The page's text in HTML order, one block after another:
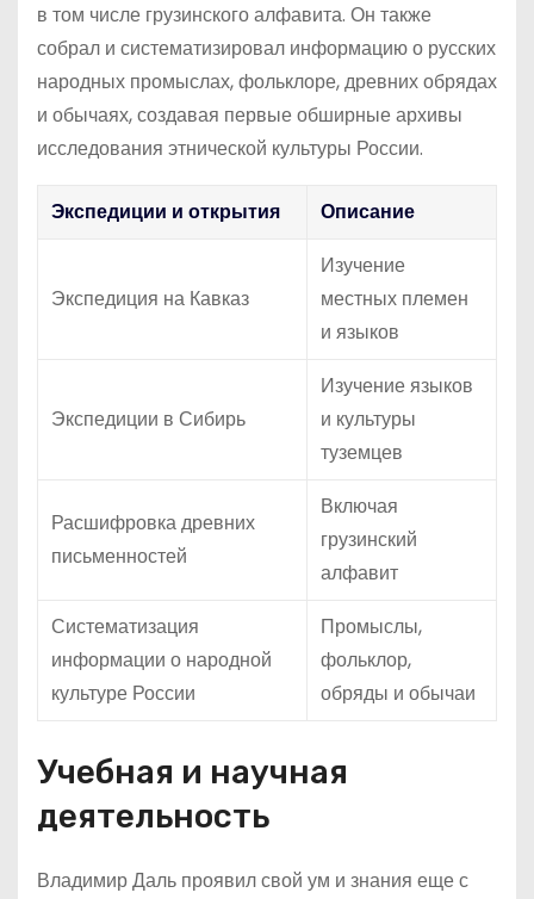
в том числе грузинского алфавита. Он также
собрал и систематизировал информацию о русских
народных промыслах, фольклоре, древних обрядах
и обычаях, создавая первые обширные архивы
исследования этнической культуры России.
Экспедиции и открытия Описание
Экспедиция на Кавказ
Изучение
местных племен
и языков
Экспедиции в Сибирь
Изучение языков
и культуры
туземцев
Расшифровка древних
письменностей
Включая
грузинский
алфавит
Систематизация
информации о народной
культуре России
Промыслы,
фольклор,
обряды и обычаи
Учебная и научная
деятельность
Владимир Даль проявил свой ум и знания еще с